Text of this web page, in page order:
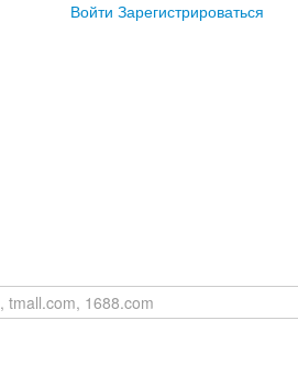
Войти Зарегистрироваться